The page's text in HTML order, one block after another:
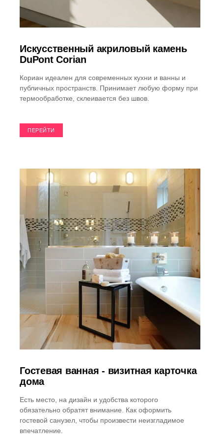
Искусственный акриловый камень
DuPont Corian
Кориан идеален для современных кухни и ванны и
публичных пространств. Принимает любую форму при
термообработке, склеивается без швов.
ПЕРЕЙТИ
Гостевая ванная - визитная карточка
дома
Есть место, на дизайн и удобства которого
обязательно обратят внимание. Как оформить
гостевой санузел, чтобы произвести неизгладимое
впечатление.